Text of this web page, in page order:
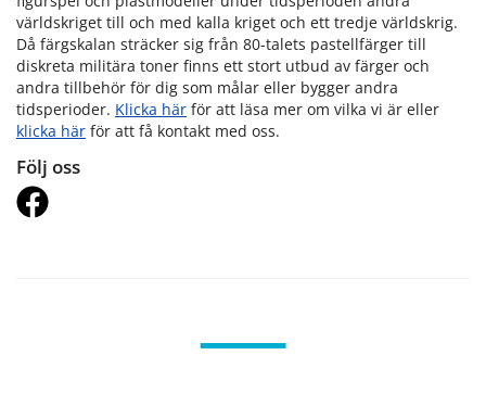
världskriget till och med kalla kriget och ett tredje världskrig.
Då färgskalan sträcker sig från 80-talets pastellfärger till
diskreta militära toner finns ett stort utbud av färger och
andra tillbehör för dig som målar eller bygger andra
tidsperioder. Klicka här för att läsa mer om vilka vi är eller
klicka här för att få kontakt med oss.
Följ oss